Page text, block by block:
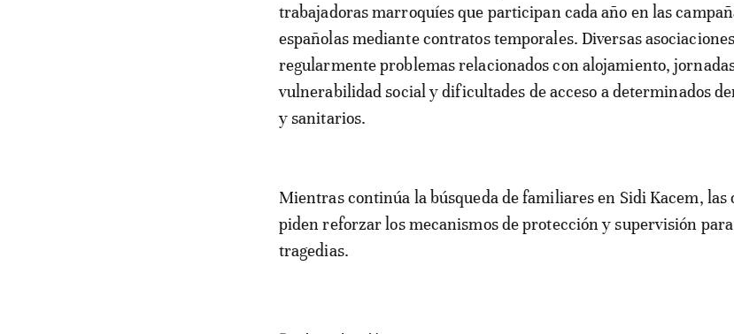
trabajadoras marroquíes que participan cada año en las
españolas mediante contratos temporales. Diversas
regularmente problemas relacionados con alojamiento,
vulnerabilidad social y dificultades de acceso a determinados
y sanitarios.
Mientras continúa la búsqueda de familiares en Sidi Kacem, las
piden reforzar los mecanismos de protección y supervisión
tragedias.